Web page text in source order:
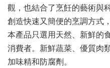
觀，也結合了烹飪的藝術與
創造快速又簡便的烹調方式
本產品只選用天然、新鮮的
消費者。新鮮蔬菜、優質肉
加味精和防腐劑。